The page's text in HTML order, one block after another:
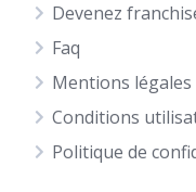
Devenez
Faq
Mentions légales
Conditions
Politique de